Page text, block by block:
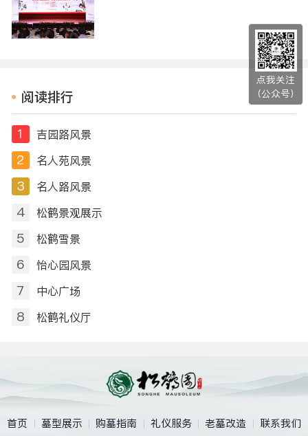
阅读排行
1 吉园路风景
2 名人苑风景
3 名人路风景
4 松鹤景观展示
5 松鹤雪景
6 怡心园风景
7 中心广场
8 松鹤礼仪厅
首页 墓型展示 购墓指南 礼仪服务 老墓改造 联系我们
点我关注
（公众号）